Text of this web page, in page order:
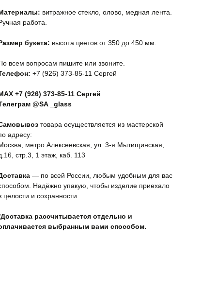
витражное стекло, олово, медная лента.
работа.
букета: высота цветов от 350 до 450 мм.
всем вопросам пишите или звоните.
+7 (926) 373-85-11 Сергей
+7 (926) 373-85-11 Сергей
@SA _glass
товара осуществляется из мастерской
адресу:
метро Алексеевская, ул. 3-я Мытищинская,
стр.3, 1 этаж, каб. 113
— по всей России, любым удобным для вас
Надёжно упакую, чтобы изделие приехало
целости и сохранности.
рассчитывается отдельно и
выбранным вами способом.